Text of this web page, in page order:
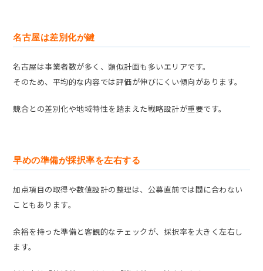
名古屋は差別化が鍵
名古屋は事業者数が多く、類似計画も多いエリアです。
そのため、平均的な内容では評価が伸びにくい傾向があります。
競合との差別化や地域特性を踏まえた戦略設計が重要です。
早めの準備が採択率を左右する
加点項目の取得や数値設計の整理は、公募直前では間に合わない
こともあります。
余裕を持った準備と客観的なチェックが、採択率を大きく左右し
ます。